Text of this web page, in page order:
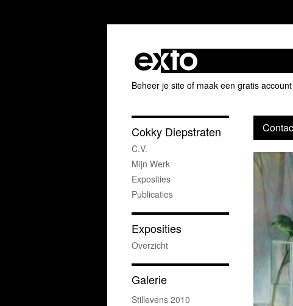
Beheer je site of maak een gratis
Cokky Diepstraten
C.V.
Mijn Werk
Exposities
Publicaties
Exposities
Overzicht
Galerie
Stillevens 2010